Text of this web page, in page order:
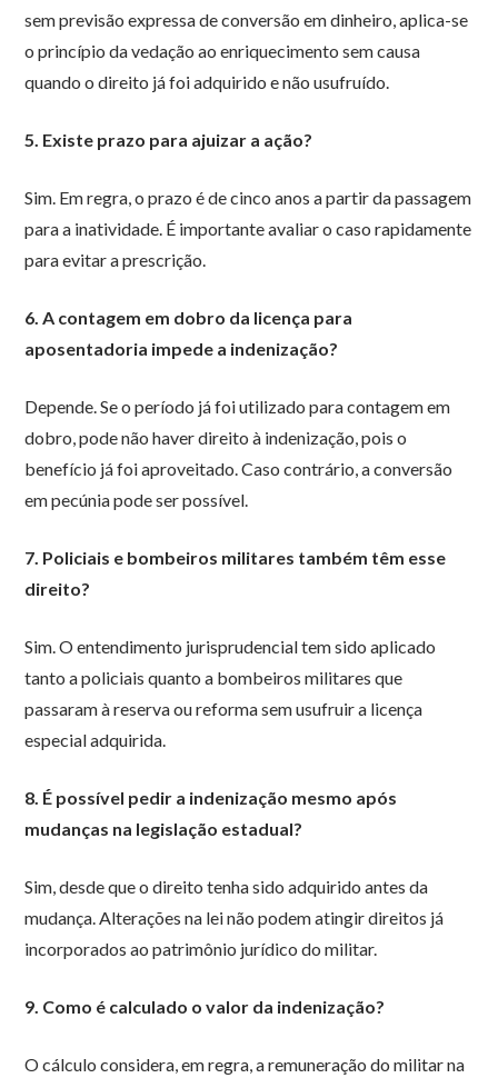
sem previsão expressa de conversão em dinheiro, aplica-se
o princípio da vedação ao enriquecimento sem causa
quando o direito já foi adquirido e não usufruído.
5. Existe prazo para ajuizar a ação?
Sim. Em regra, o prazo é de cinco anos a partir da passagem
para a inatividade. É importante avaliar o caso rapidamente
para evitar a prescrição.
6. A contagem em dobro da licença para
aposentadoria impede a indenização?
Depende. Se o período já foi utilizado para contagem em
dobro, pode não haver direito à indenização, pois o
benefício já foi aproveitado. Caso contrário, a conversão
em pecúnia pode ser possível.
7. Policiais e bombeiros militares também têm esse
direito?
Sim. O entendimento jurisprudencial tem sido aplicado
tanto a policiais quanto a bombeiros militares que
passaram à reserva ou reforma sem usufruir a licença
especial adquirida.
8. É possível pedir a indenização mesmo após
mudanças na legislação estadual?
Sim, desde que o direito tenha sido adquirido antes da
mudança. Alterações na lei não podem atingir direitos já
incorporados ao patrimônio jurídico do militar.
9. Como é calculado o valor da indenização?
O cálculo considera, em regra, a remuneração do militar na